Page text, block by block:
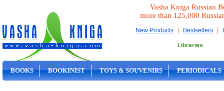
Vasha Kniga Russian
more than 125,000
New Products | Bestsellers |
Libraries
BOOKS BOOKINIST TOYS & SOUVENIRS PERIODICALS